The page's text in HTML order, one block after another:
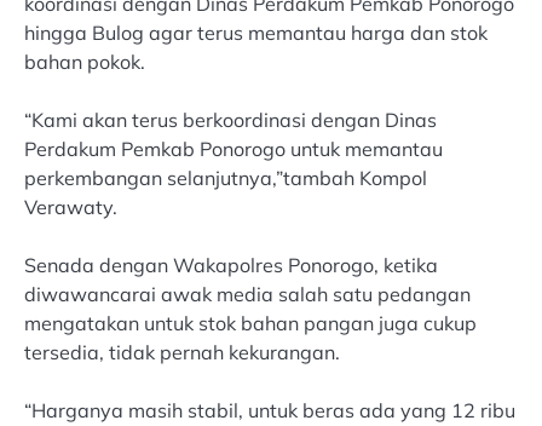
hingga Bulog agar terus memantau harga dan stok
bahan pokok.
“Kami akan terus berkoordinasi dengan Dinas
Perdakum Pemkab Ponorogo untuk memantau
perkembangan selanjutnya,”tambah Kompol
Verawaty.
Senada dengan Wakapolres Ponorogo, ketika
diwawancarai awak media salah satu pedangan
mengatakan untuk stok bahan pangan juga cukup
tersedia, tidak pernah kekurangan.
“Harganya masih stabil, untuk beras ada yang 12 ribu